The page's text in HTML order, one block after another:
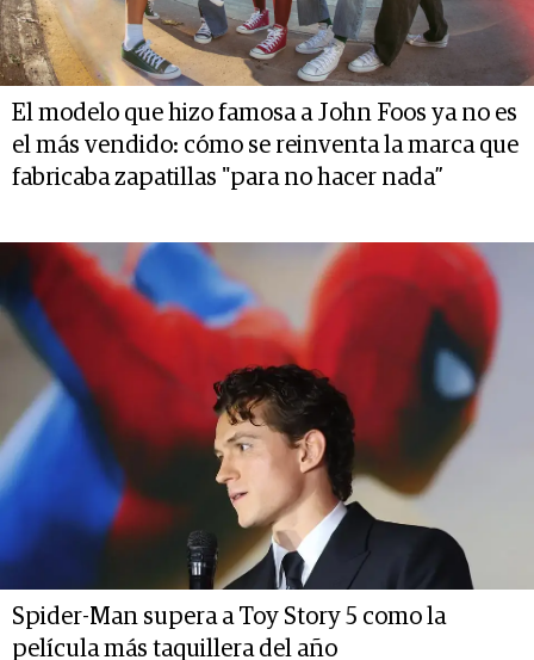
El modelo que hizo famosa a John Foos ya no es
el más vendido: cómo se reinventa la marca que
fabricaba zapatillas "para no hacer nada”
Spider-Man supera a Toy Story 5 como la
película más taquillera del año